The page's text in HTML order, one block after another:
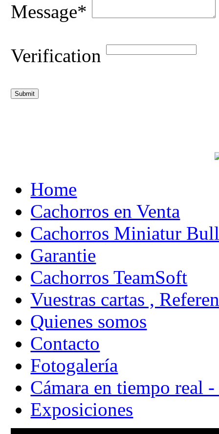
Message*
Verification
Home
Cachorros en Venta
Cachorros Miniatur
Garantie
Cachorros TeamSoft
Vuestras cartas ,
Quienes somos
Contacto
Fotogalería
Cámara en tiempo real
Exposiciones